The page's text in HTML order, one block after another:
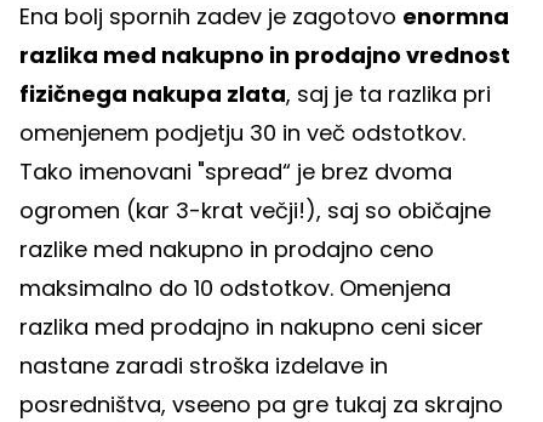
Ena bolj spornih zadev je zagotovo enormna
razlika med nakupno in prodajno vrednost
fizičnega nakupa zlata, saj je ta razlika pri
omenjenem podjetju 30 in več odstotkov.
Tako imenovani "spread“ je brez dvoma
ogromen (kar 3-krat večji!), saj so običajne
razlike med nakupno in prodajno ceno
maksimalno do 10 odstotkov. Omenjena
razlika med prodajno in nakupno ceni sicer
nastane zaradi stroška izdelave in
posredništva, vseeno pa gre tukaj za skrajno